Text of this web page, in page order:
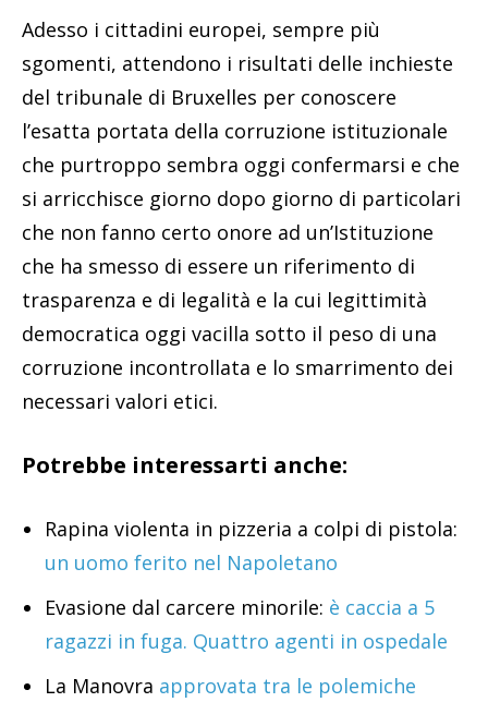
Adesso i cittadini europei, sempre più
sgomenti, attendono i risultati delle inchieste
del tribunale di Bruxelles per conoscere
l’esatta portata della corruzione istituzionale
che purtroppo sembra oggi confermarsi e che
si arricchisce giorno dopo giorno di particolari
che non fanno certo onore ad un’Istituzione
che ha smesso di essere un riferimento di
trasparenza e di legalità e la cui legittimità
democratica oggi vacilla sotto il peso di una
corruzione incontrollata e lo smarrimento dei
necessari valori etici.
Potrebbe interessarti anche:
Rapina violenta in pizzeria a colpi di pistola:
un uomo ferito nel Napoletano
Evasione dal carcere minorile: è caccia a 5
ragazzi in fuga. Quattro agenti in ospedale
La Manovra approvata tra le polemiche